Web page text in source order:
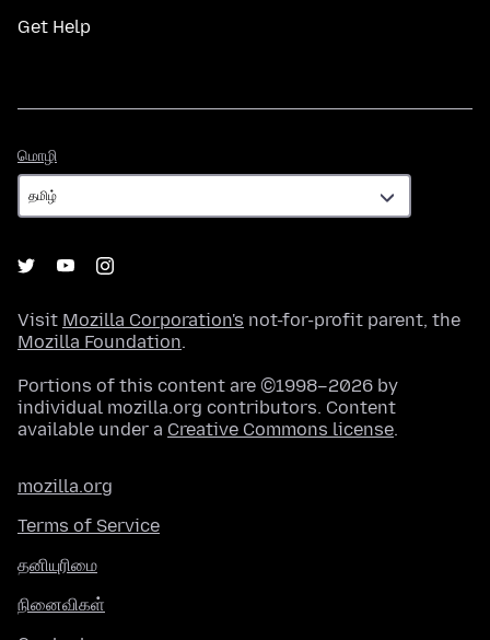
Get Help
மொழி
Visit Mozilla Corporation's not-for-profit parent, the
Mozilla Foundation.
Portions of this content are ©1998–2026 by
individual mozilla.org contributors. Content
available under a Creative Commons license.
mozilla.org
Terms of Service
தனியுரிமை
நினைவிகள்